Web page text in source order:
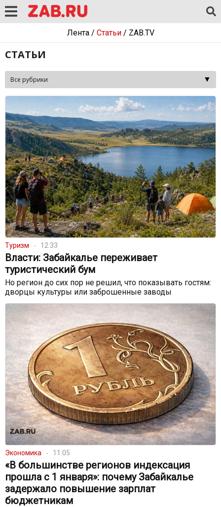
Лента/ Статьи/ ZAB.TV
СТАТЬИ
Туризм 12:33
Власти: Забайкалье переживает
туристический бум
Но регион до сих пор не решил, что показывать гостям:
дворцы культуры или заброшенные заводы
Экономика 11:05
«В большинстве регионов индексация
прошла с 1 января»: почему Забайкалье
задержало повышение зарплат
бюджетникам